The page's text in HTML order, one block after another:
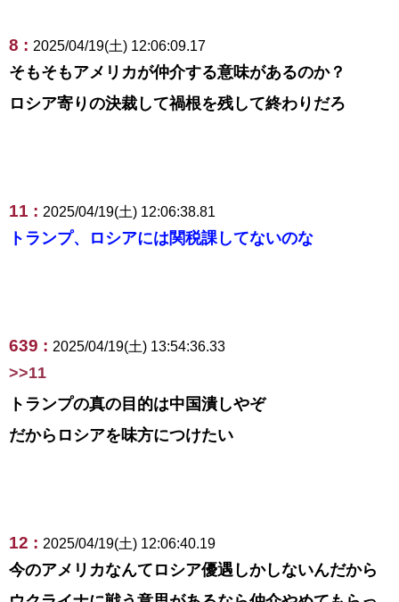
8 : 2025/04/19(土) 12:06:09.17
そもそもアメリカが仲介する意味があるのか？
ロシア寄りの決裁して禍根を残して終わりだろ
11 : 2025/04/19(土) 12:06:38.81
トランプ、ロシアには関税課してないのな
639 : 2025/04/19(土) 13:54:36.33
>>11
トランプの真の目的は中国潰しやぞ
だからロシアを味方につけたい
12 : 2025/04/19(土) 12:06:40.19
今のアメリカなんてロシア優遇しかしないんだから